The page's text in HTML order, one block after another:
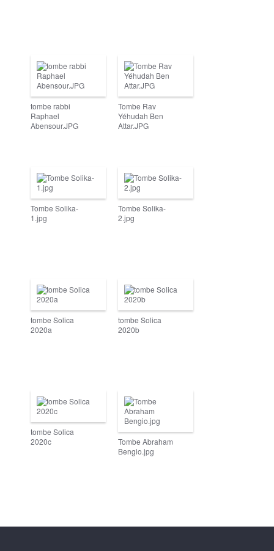
tombe rabbi
Raphael
Abensour.JPG
Tombe Rav
Yéhudah Ben
Attar.JPG
Tombe Solika-
1.jpg
Tombe Solika-
2.jpg
tombe Solica
2020a
tombe Solica
2020b
tombe Solica
2020c
Tombe Abraham
Bengio.jpg